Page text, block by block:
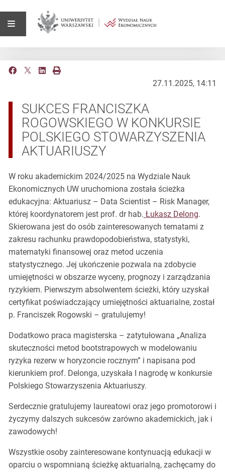
27.11.2025, 14:11
SUKCES FRANCISZKA
ROGOWSKIEGO W KONKURSIE
POLSKIEGO STOWARZYSZENIA
AKTUARIUSZY
W roku akademickim 2024/2025 na Wydziale Nauk
Ekonomicznych UW uruchomiona została ścieżka
edukacyjna: Aktuariusz – Data Scientist – Risk Manager,
której koordynatorem jest prof. dr hab. Łukasz Delong.
Skierowana jest do osób zainteresowanych tematami z
zakresu rachunku prawdopodobieństwa, statystyki,
matematyki finansowej oraz metod uczenia
statystycznego. Jej ukończenie pozwala na zdobycie
umiejętności w obszarze wyceny, prognozy i zarządzania
ryzykiem. Pierwszym absolwentem ścieżki, który uzyskał
certyfikat poświadczający umiejętności aktuarialne, został
p. Franciszek Rogowski – gratulujemy!
Dodatkowo praca magisterska – zatytułowana „Analiza
skuteczności metod bootstrapowych w modelowaniu
ryzyka rezerw w horyzoncie rocznym” i napisana pod
kierunkiem prof. Delonga, uzyskała I nagrodę w konkursie
Polskiego Stowarzyszenia Aktuariuszy.
Serdecznie gratulujemy laureatowi oraz jego promotorowi i
życzymy dalszych sukcesów zarówno akademickich, jak i
zawodowych!
Wszystkie osoby zainteresowane kontynuacją edukacji w
oparciu o wspomnianą ścieżkę aktuarialną, zachęcamy do